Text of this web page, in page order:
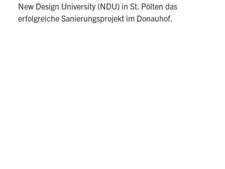
New Design University (NDU) in St. Pölten das
erfolgreiche Sanierungsprojekt im Donauhof.